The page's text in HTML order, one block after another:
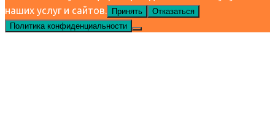
наших услуг и сайтов.
Принять
Отказаться
Политика конфиденциальности